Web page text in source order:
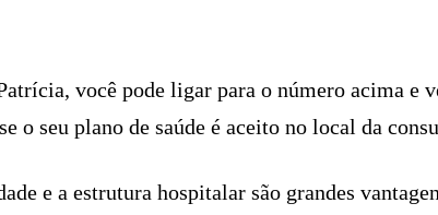
você pode ligar para o número acima e
o seu plano de saúde é aceito no local da
e a estrutura hospitalar são grandes